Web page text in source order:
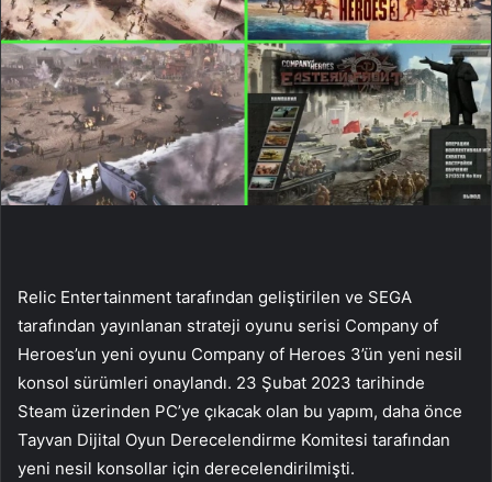
Relic Entertainment tarafından geliştirilen ve SEGA
tarafından yayınlanan strateji oyunu serisi Company of
Heroes’un yeni oyunu Company of Heroes 3’ün yeni nesil
konsol sürümleri onaylandı. 23 Şubat 2023 tarihinde
Steam üzerinden PC’ye çıkacak olan bu yapım, daha önce
Tayvan Dijital Oyun Derecelendirme Komitesi tarafından
yeni nesil konsollar için derecelendirilmişti.